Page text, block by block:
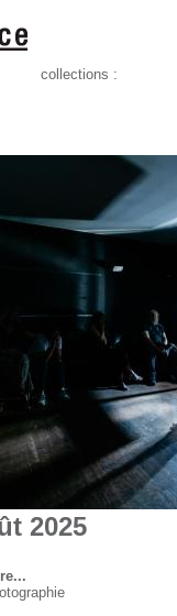
collections :
2025